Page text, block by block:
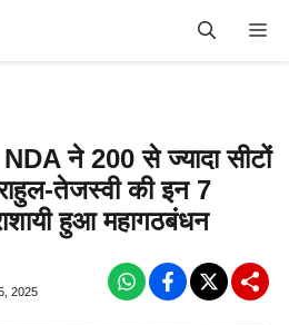
ने 200 से ज्यादा सीटों
तेजस्वी की इन 7
हुआ महागठबंधन
2025